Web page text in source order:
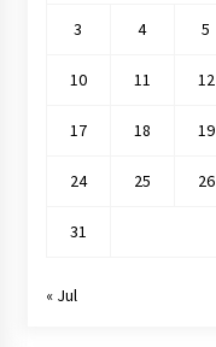
3 4 5
10 11 12
17 18 19
24 25 26
31
« Jul